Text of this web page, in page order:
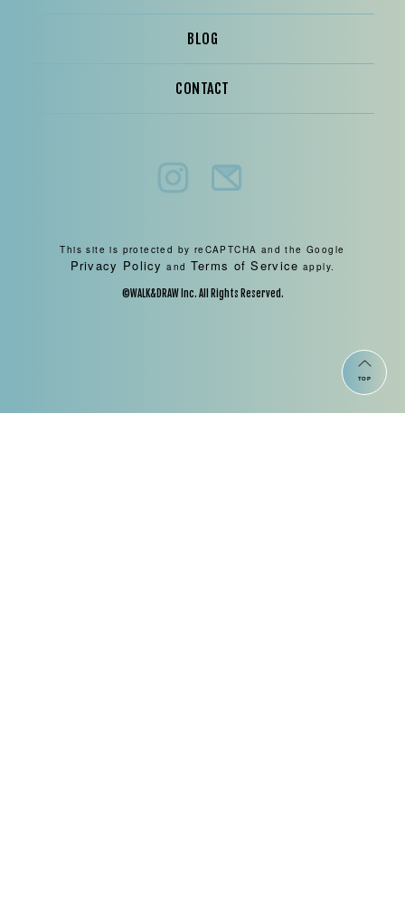
TOP
BLOG
CONTACT
This site is protected by reCAPTCHA and the Google
Privacy Policy and Terms of Service apply.
©WALK&DRAW Inc. All Rights Reserved.